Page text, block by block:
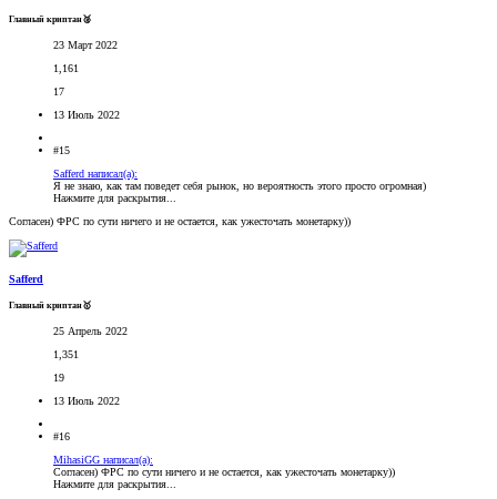
Главный криптан🥈
23 Март 2022
1,161
17
13 Июль 2022
#15
Safferd написал(а):
Я не знаю, как там поведет себя рынок, но вероятность этого просто огромная)
Нажмите для раскрытия...
Согласен) ФРС по сути ничего и не остается, как ужесточать монетарку))
Safferd
Главный криптан🥇
25 Апрель 2022
1,351
19
13 Июль 2022
#16
MihasiGG написал(а):
Согласен) ФРС по сути ничего и не остается, как ужесточать монетарку))
Нажмите для раскрытия...